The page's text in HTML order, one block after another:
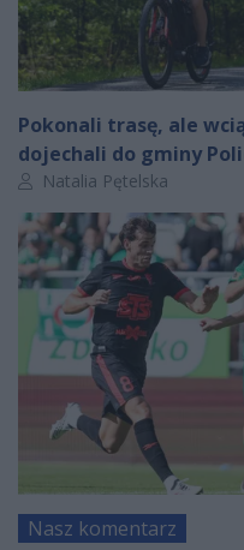
Pokonali trasę, ale
dojechali do gminy
Autor artykułu:
Natalia Pętelska
Nasz komentarz